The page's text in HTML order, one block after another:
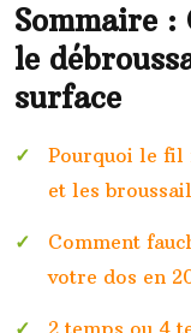
Sommaire
le
surface
Pourquoi le fil
et les
Comment
votre dos en
2 temps ou 4